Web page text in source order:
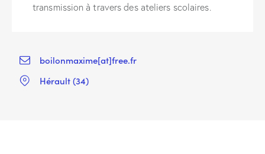
transmission à travers des ateliers scolaires.
boilonmaxime[at]free.fr
Hérault (34)